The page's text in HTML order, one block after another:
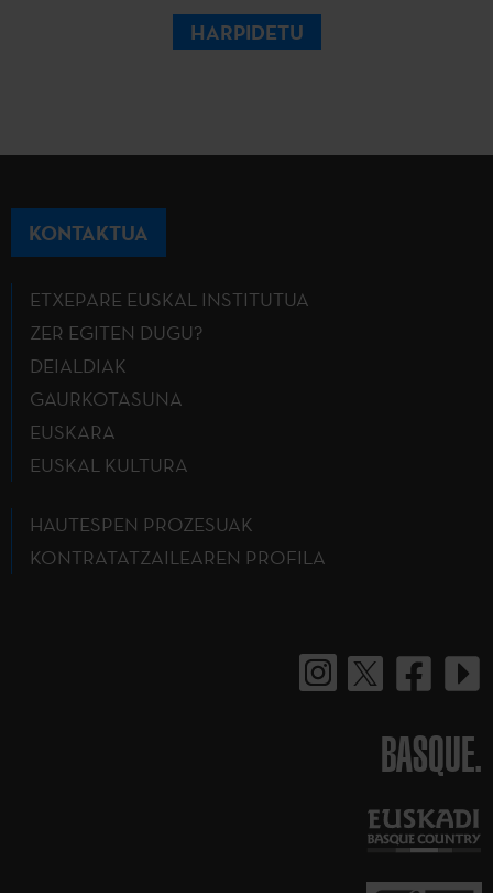
HARPIDETU
KONTAKTUA
ETXEPARE EUSKAL INSTITUTUA
ZER EGITEN DUGU?
DEIALDIAK
GAURKOTASUNA
EUSKARA
EUSKAL KULTURA
HAUTESPEN PROZESUAK
KONTRATATZAILEAREN PROFILA
BASQUE.